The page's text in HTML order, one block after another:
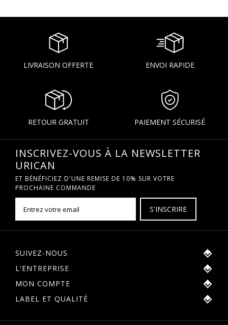
LIVRAISON OFFERTE ENVOI RAPIDE
RETOUR GRATUIT PAIEMENT SÉCURISÉ
INSCRIVEZ-VOUS À LA NEWSLETTER
URICAN
ET BÉNÉFICIEZ D'UNE REMISE DE 10% SUR VOTRE
PROCHAINE COMMANDE
S'INSCRIRE
SUIVEZ-NOUS
L'ENTREPRISE
MON COMPTE
LABEL ET QUALITÉ